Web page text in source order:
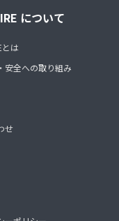
について
とは
安全への取り組み
せ